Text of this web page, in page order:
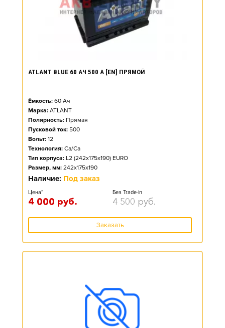
ATLANT BLUE 60 АЧ 500 А [EN] ПРЯМОЙ
Ёмкость: 60 Ач
Марка: ATLANT
Полярность: Прямая
Пусковой ток: 500
Вольт: 12
Технология: Ca/Ca
Тип корпуса: L2 (242x175x190) EURO
Размер, мм: 242x175x190
Наличие: Под заказ
Цена*
4 000 руб.
Без Trade-in
4 500 руб.
Заказать